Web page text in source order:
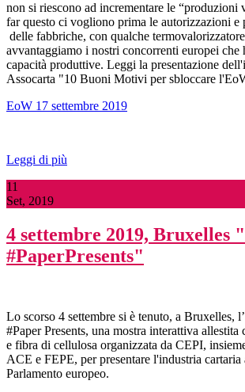
non si riescono ad incrementare le “produzioni
far questo ci vogliono prima le autorizzazioni e
delle fabbriche, con qualche
avvantaggiamo i nostri concorrenti europei che
capacità produttive. Leggi la presentazione
Assocarta "10 Buoni Motivi per sbloccare
EoW 17 settembre 2019
Leggi di più
11
Set, 2019
4 settembre 2019, Bruxelles
#PaperPresents"
Lo scorso 4 settembre si è tenuto, a Bruxelles,
#Paper Presents, una mostra interattiva
e fibra di cellulosa organizzata da CEPI,
ACE e FEPE, per presentare l'industria
Parlamento europeo.